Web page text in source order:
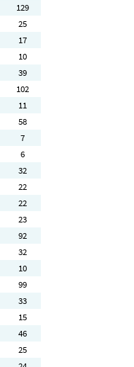
129
25
17
10
39
102
11
58
7
6
32
22
22
23
92
32
10
99
33
15
46
25